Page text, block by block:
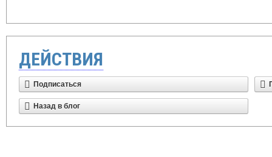
ДЕЙСТВИЯ
Подписаться
Назад в блог